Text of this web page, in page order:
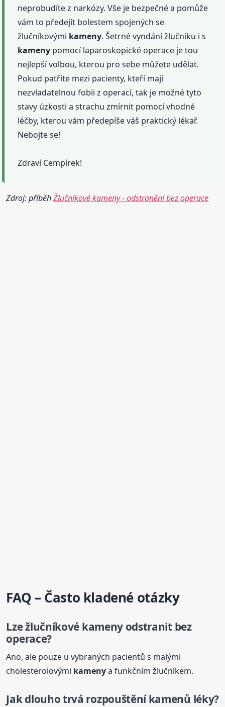
neprobudíte z narkózy. Vše je bezpečné a pomůže
vám to předejít bolestem spojených se
žlučníkovými kameny. Šetrné vyndání žlučníku i s
kameny pomocí laparoskopické operace je tou
nejlepší volbou, kterou pro sebe můžete udělat.
Pokud patříte mezi pacienty, kteří mají
nezvladatelnou fobii z operací, tak je možné tyto
stavy úzkosti a strachu zmírnit pomocí vhodné
léčby, kterou vám předepíše váš praktický lékař.
Nebojte se!
Zdraví Cempírek!
Zdroj: příběhŽlučníkové kameny - odstranění bez operace
FAQ – Často kladené otázky
Lzežlučníkové kamenyodstranit bez
operace?
Ano, ale pouze u vybraných pacientů s malými
cholesterolovými kamenya funkčním žlučníkem.
Jak dlouho trvá rozpouštění kamenů léky?